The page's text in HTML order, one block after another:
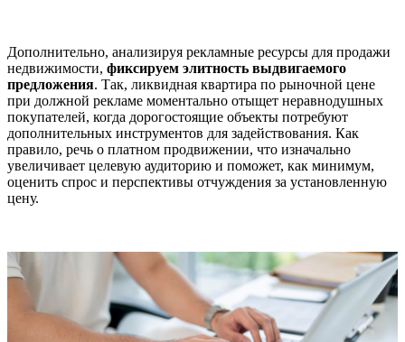
Дополнительно, анализируя рекламные ресурсы для продажи
недвижимости, фиксируем элитность выдвигаемого
предложения. Так, ликвидная квартира по рыночной цене
при должной рекламе моментально отыщет неравнодушных
покупателей, когда дорогостоящие объекты потребуют
дополнительных инструментов для задействования. Как
правило, речь о платном продвижении, что изначально
увеличивает целевую аудиторию и поможет, как минимум,
оценить спрос и перспективы отчуждения за установленную
цену.